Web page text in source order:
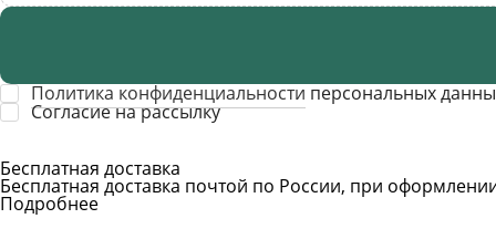
Политика конфиденциальности персональных
Cогласие на рассылку
Бесплатная доставка
Бесплатная доставка почтой по России, при
Подробнее